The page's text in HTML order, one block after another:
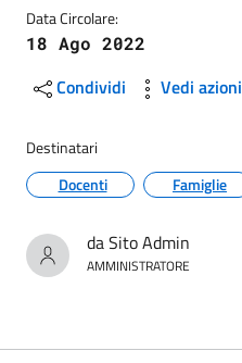
Data Circolare:
18 Ago 2022
Condividi Vedi azioni
Destinatari
Docenti
Famiglie
da Sito Admin
AMMINISTRATORE